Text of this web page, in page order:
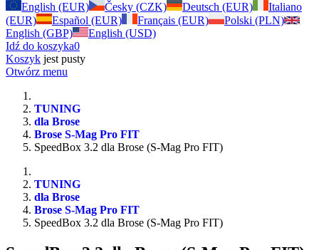
English (EUR)
Česky (CZK) Deutsch (EUR)
Italiano
(EUR)
Español (EUR) Français (EUR)
Polski (PLN)
English (GBP)
English (USD)
Idź do koszyka0
Koszyk jest pusty
Otwórz menu
TUNING
dla Brose
Brose S-Mag Pro FIT
SpeedBox 3.2 dla Brose (S-Mag Pro FIT)
TUNING
dla Brose
Brose S-Mag Pro FIT
SpeedBox 3.2 dla Brose (S-Mag Pro FIT)